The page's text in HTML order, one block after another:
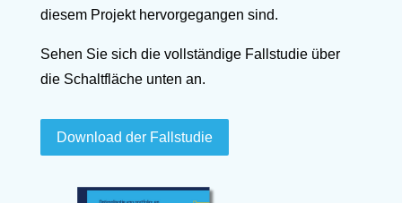
diesem Projekt hervorgegangen sind.
Sehen Sie sich die vollständige Fallstudie über
die Schaltfläche unten an.
Download der Fallstudie